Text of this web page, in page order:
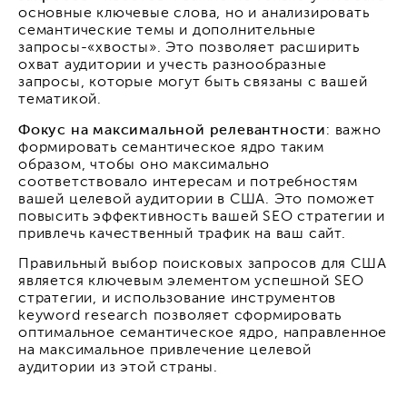
основные ключевые слова, но и анализировать
семантические темы и дополнительные
запросы-«хвосты». Это позволяет расширить
охват аудитории и учесть разнообразные
запросы, которые могут быть связаны с вашей
тематикой.
Фокус на максимальной релевантности: важно
формировать семантическое ядро таким
образом, чтобы оно максимально
соответствовало интересам и потребностям
вашей целевой аудитории в США. Это поможет
повысить эффективность вашей SEO стратегии и
привлечь качественный трафик на ваш сайт.
Правильный выбор поисковых запросов для США
является ключевым элементом успешной SEO
стратегии, и использование инструментов
keyword research позволяет сформировать
оптимальное семантическое ядро, направленное
на максимальное привлечение целевой
аудитории из этой страны.